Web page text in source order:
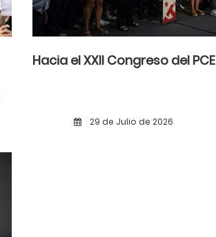
Hacia el XXII Congreso del PCE
29 de Julio de 2026